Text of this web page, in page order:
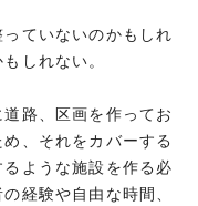
ていないのかもしれ
しれない。
路、区画を作ってお
、それをカバーする
ような施設を作る必
経験や自由な時間、